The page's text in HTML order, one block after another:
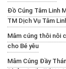
Đồ Cúng Tâm Linh
TM Dịch Vụ Tâm
Mâm cúng thôi nôi
cho Bé yêu
Mâm Cúng Đầy